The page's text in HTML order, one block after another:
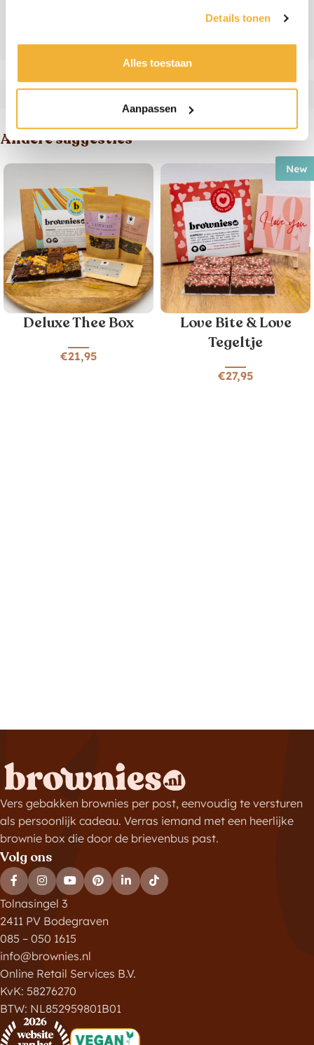
Details tonen
Alles toestaan
Aanpassen
Andere suggesties
Deluxe Thee Box
€21,95
Love Bite & Love
Tegeltje
€27,95
New
Vers gebakken brownies per post, eenvoudig te versturen
als persoonlijk cadeau. Verras iemand met een heerlijke
brownie box die door de brievenbus past.
Volg ons
Tolnasingel 3
2411 PV Bodegraven
085 – 050 1615
info@brownies.nl
Online Retail Services B.V.
KvK: 58276270
BTW: NL852959801B01